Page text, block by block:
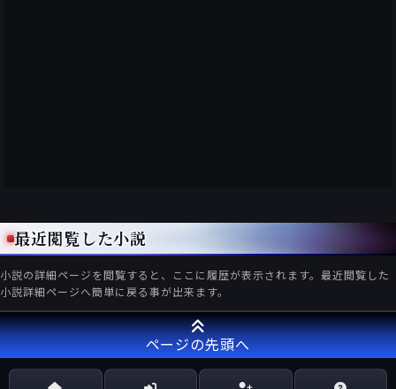
最近閲覧した小説
小説の詳細ページを閲覧すると、ここに履歴が表示されます。最近閲覧した
小説詳細ページへ簡単に戻る事が出来ます。
ページの先頭へ